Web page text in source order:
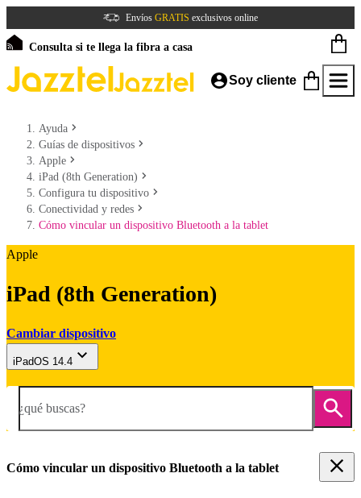
Envíos GRATIS exclusivos online
Consulta si te llega la fibra a casa
Soy cliente
Ayuda
Guías de dispositivos
Apple
iPad (8th Generation)
Configura tu dispositivo
Conectividad y redes
Cómo vincular un dispositivo Bluetooth a la tablet
Apple
iPad (8th Generation)
Cambiar dispositivo
iPadOS 14.4
¿qué buscas?
Cómo vincular un dispositivo Bluetooth a la tablet